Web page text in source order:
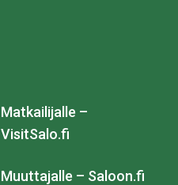
Matkailijalle –
VisitSalo.fi
Muuttajalle – Saloon.fi